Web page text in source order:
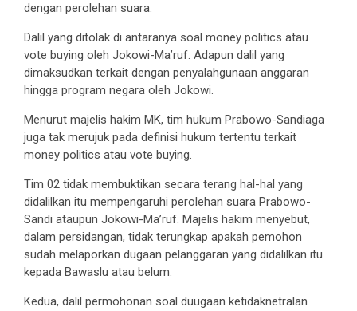
dengan perolehan suara.
Dalil yang ditolak di antaranya soal money politics atau
vote buying oleh Jokowi-Ma’ruf. Adapun dalil yang
dimaksudkan terkait dengan penyalahgunaan anggaran
hingga program negara oleh Jokowi.
Menurut majelis hakim MK, tim hukum Prabowo-Sandiaga
juga tak merujuk pada definisi hukum tertentu terkait
money politics atau vote buying.
Tim 02 tidak membuktikan secara terang hal-hal yang
didalilkan itu mempengaruhi perolehan suara Prabowo-
Sandi ataupun Jokowi-Ma’ruf. Majelis hakim menyebut,
dalam persidangan, tidak terungkap apakah pemohon
sudah melaporkan dugaan pelanggaran yang didalilkan itu
kepada Bawaslu atau belum.
Kedua, dalil permohonan soal duugaan ketidaknetralan